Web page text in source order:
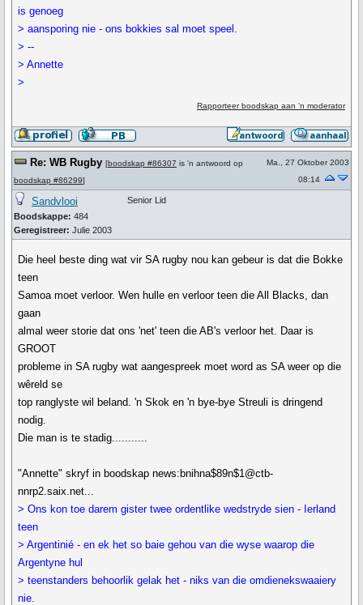
is genoeg
> aansporing nie - ons bokkies sal moet speel.
> --
> Annette
>
Rapporteer boodskap aan 'n moderator
Re: WB Rugby [boodskap #86307 is 'n antwoord op
boodskap #86299]
Ma., 27 Oktober 2003
08:14
Sandvlooi
Boodskappe: 484
Geregistreer: Julie 2003
Senior Lid
Die heel beste ding wat vir SA rugby nou kan gebeur is dat die Bokke
teen
Samoa moet verloor. Wen hulle en verloor teen die All Blacks, dan
gaan
almal weer storie dat ons 'net' teen die AB's verloor het. Daar is
GROOT
probleme in SA rugby wat aangespreek moet word as SA weer op die
wêreld se
top ranglyste wil beland. 'n Skok en 'n bye-bye Streuli is dringend
nodig.
Die man is te stadig...........
"Annette" skryf in boodskap news:bnihna$89n$1@ctb-
nnrp2.saix.net...
> Ons kon toe darem gister twee ordentlike wedstryde sien - Ierland
teen
> Argentinié - en ek het so baie gehou van die wyse waarop die
Argentyne hul
> teenstanders behoorlik gelak het - niks van die omdienekswaaiery
nie.